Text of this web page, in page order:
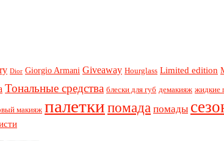
Dior Giorgio Armani Giveaway Hourglass Limited edition
Тональные средства блески для губ демакияж жидкие
макияж палеткипомада помады